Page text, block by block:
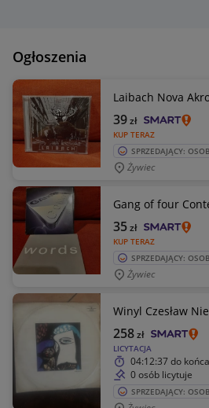
Ogłoszenia
Laibach Nova
KUP TERAZ
39zł
SPRZEDAJĄCY:
Żywiec
Gang of four
KUP TERAZ
35zł
SPRZEDAJĄCY:
Żywiec
Winyl Czesław
LICYTACJA
258zł
04:12:37do końca
0 osób licytuje
SPRZEDAJĄCY: